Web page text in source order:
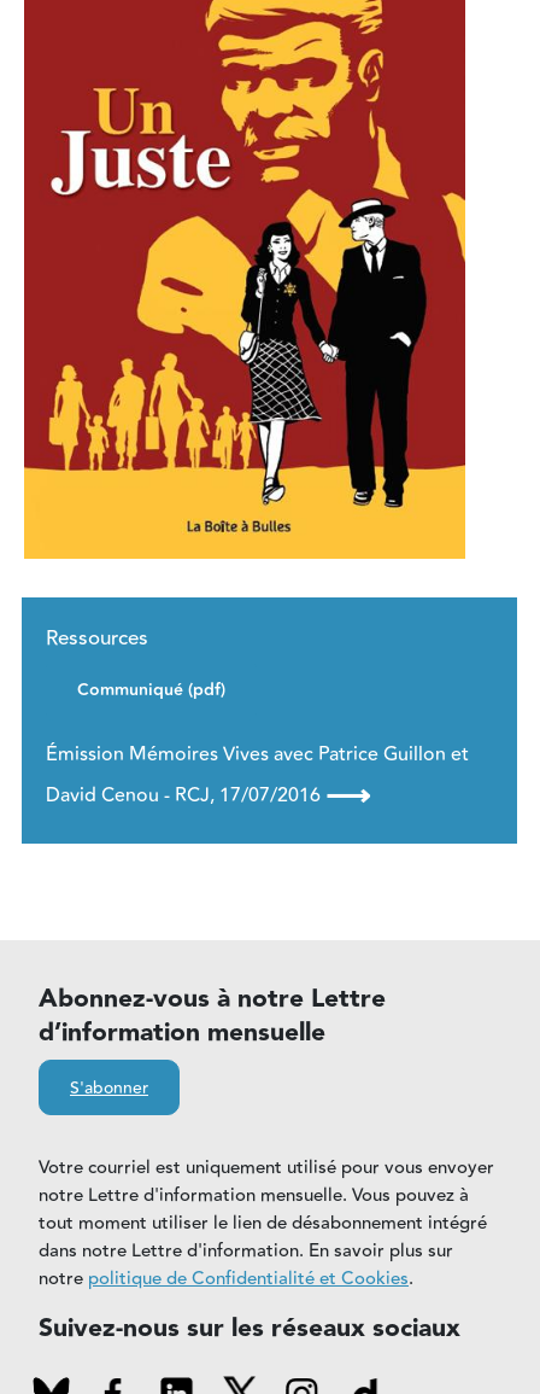
Ressources
Communiqué (pdf)
Émission Mémoires Vives avec Patrice Guillon et
David Cenou - RCJ, 17/07/2016 ⟶
Abonnez-vous à notre Lettre
d’information mensuelle
S'abonner
Votre courriel est uniquement utilisé pour vous envoyer
notre Lettre d'information mensuelle. Vous pouvez à
tout moment utiliser le lien de désabonnement intégré
dans notre Lettre d'information. En savoir plus sur
notre politique de Confidentialité et Cookies.
Suivez-nous sur les réseaux sociaux